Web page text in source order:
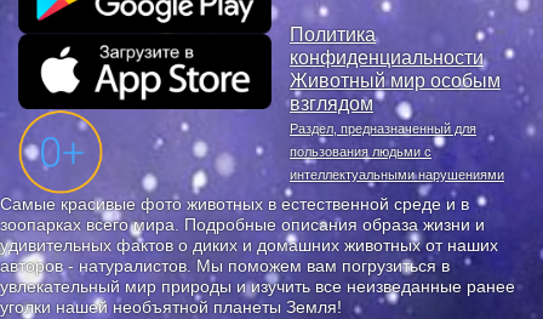
Политика
конфиденциальности
Животный мир особым
взглядом
Раздел, предназначенный для
пользования людьми с
интеллектуальными нарушениями
Самые красивые фото животных в естественной среде и в
зоопарках всего мира. Подробные описания образа жизни и
удивительных фактов о диких и домашних животных от наших
авторов - натуралистов. Мы поможем вам погрузиться в
увлекательный мир природы и изучить все неизведанные ранее
уголки нашей необъятной планеты Земля!